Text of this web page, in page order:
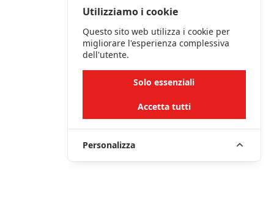
Utilizziamo i cookie
Questo sito web utilizza i cookie per
migliorare l'esperienza complessiva
dell'utente.
Solo essenziali
Accetta tutti
Personalizza